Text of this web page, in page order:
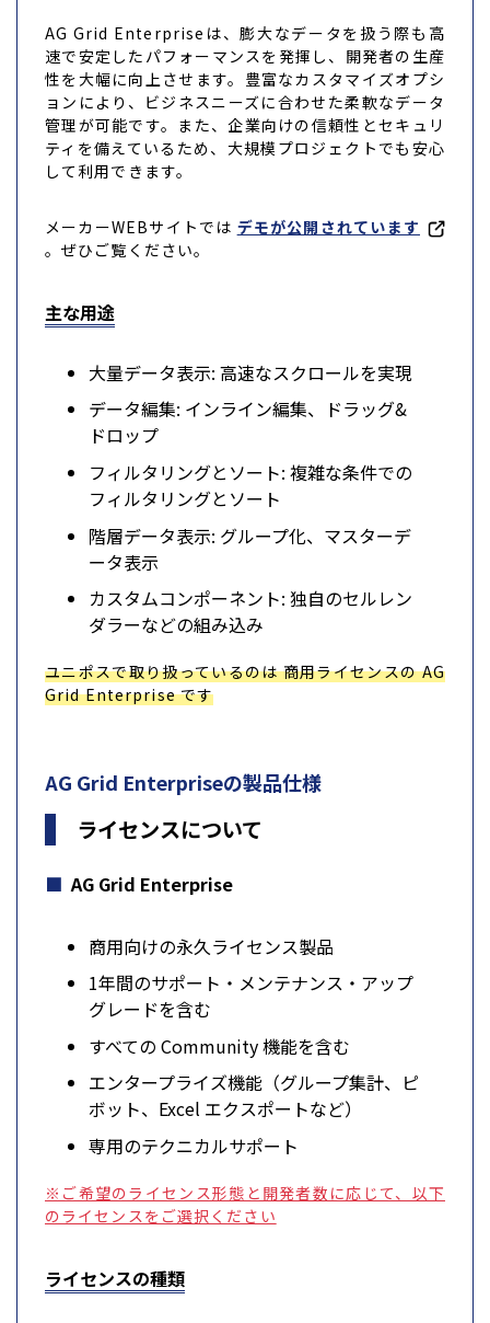
AG Grid Enterpriseは、膨大なデータを扱う際も高
速で安定したパフォーマンスを発揮し、開発者の生産
性を大幅に向上させます。豊富なカスタマイズオプシ
ョンにより、ビジネスニーズに合わせた柔軟なデータ
管理が可能です。また、企業向けの信頼性とセキュリ
ティを備えているため、大規模プロジェクトでも安心
して利用できます。
メーカーWEBサイトでは デモが公開されています
。ぜひご覧ください。
主な用途
大量データ表示: 高速なスクロールを実現
データ編集: インライン編集、ドラッグ&
ドロップ
フィルタリングとソート: 複雑な条件での
フィルタリングとソート
階層データ表示: グループ化、マスターデ
ータ表示
カスタムコンポーネント: 独自のセルレン
ダラーなどの組み込み
ユニポスで取り扱っているのは 商用ライセンスの AG
Grid Enterprise です
AG Grid Enterpriseの製品仕様
ライセンスについて
AG Grid Enterprise
商用向けの永久ライセンス製品
1年間のサポート・メンテナンス・アップ
グレードを含む
すべての Community 機能を含む
エンタープライズ機能（グループ集計、ピ
ボット、Excel エクスポートなど）
専用のテクニカルサポート
※ご希望のライセンス形態と開発者数に応じて、以下
のライセンスをご選択ください
ライセンスの種類